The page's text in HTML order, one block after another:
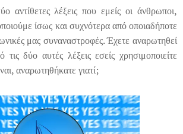
αντίθετες λέξεις που εμείς οι άνθρωποι,
ίσως και συχνότερα από οποιαδήποτε
μας συναναστροφές. Έχετε αναρωτηθεί
δύο αυτές λέξεις εσείς χρησιμοποιείτε
αναρωτηθήκατε γιατί;